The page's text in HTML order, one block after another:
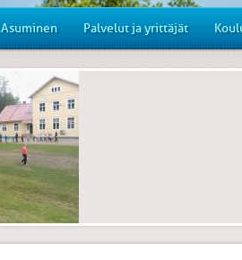
Asuminen Palvelut ja yrittäjät